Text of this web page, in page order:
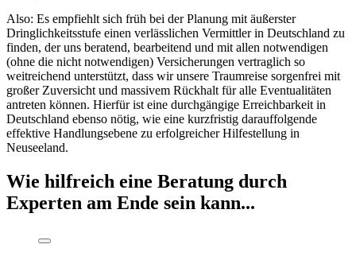
Also: Es empfiehlt sich früh bei der Planung mit äußerster
Dringlichkeitsstufe einen verlässlichen Vermittler in Deutschland zu
finden, der uns beratend, bearbeitend und mit allen notwendigen
(ohne die nicht notwendigen) Versicherungen vertraglich so
weitreichend unterstützt, dass wir unsere Traumreise sorgenfrei mit
großer Zuversicht und massivem Rückhalt für alle Eventualitäten
antreten können. Hierfür ist eine durchgängige Erreichbarkeit in
Deutschland ebenso nötig, wie eine kurzfristig darauffolgende
effektive Handlungsebene zu erfolgreicher Hilfestellung in
Neuseeland.
Wie hilfreich eine Beratung durch
Experten am Ende sein kann...